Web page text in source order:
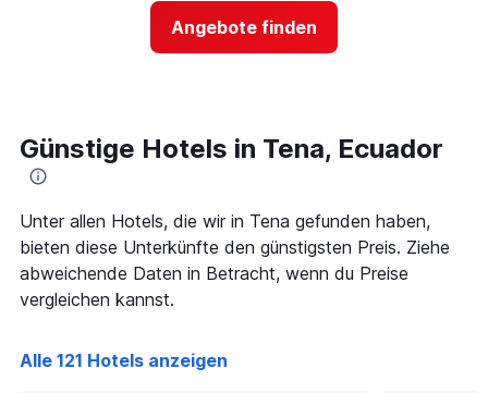
Zimmerpreis
anzeigt.
durchschnittlichen
jeweiligen
Wochentag.
Das
hat
1
X-
Achse,
die
anzeigt.
Angebote finden
Günstige Hotels in Tena, Ecuador
Unter allen Hotels, die wir in Tena gefunden haben,
bieten diese Unterkünfte den günstigsten Preis. Ziehe
abweichende Daten in Betracht, wenn du Preise
vergleichen kannst.
Alle 121 Hotels anzeigen